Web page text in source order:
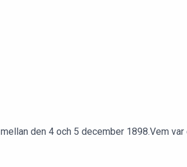
den 4 och 5 december 1898.Vem